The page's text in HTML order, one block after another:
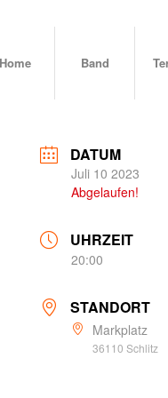
Band
DATUM
Juli 10 2023
Abgelaufen!
UHRZEIT
20:00
STANDORT
Markplatz
36110 Schlitz